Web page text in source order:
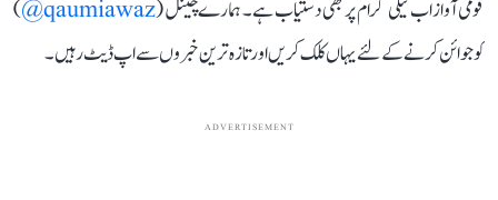
قومی آواز اب ٹیلی گرام پر بھی دستیاب ہے۔ ہمارے چینل (qaumiawaz@
)
کو جوائن کرنے کے لئے یہاں کلک کریں اور تازہ ترین خبروں سے اپ ڈیٹ رہیں۔
ADVERTISEMENT